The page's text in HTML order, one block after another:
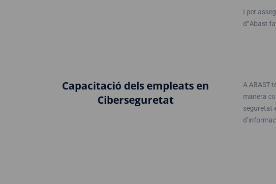
I per
d‟Abast
Capacitació dels empleats en
Ciberseguretat
A ABAST
manera
seguretat